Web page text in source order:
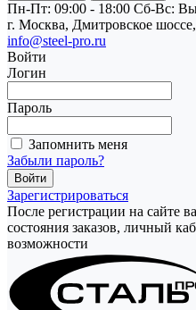
Пн-Пт: 09:00 - 18:00 Cб-Вс:
г. Москва, Дмитровское
info@steel-pro.ru
Войти
Логин
Пароль
Запомнить меня
Забыли пароль?
Зарегистрироваться
После регистрации на сайте
состояния заказов, личный
возможности